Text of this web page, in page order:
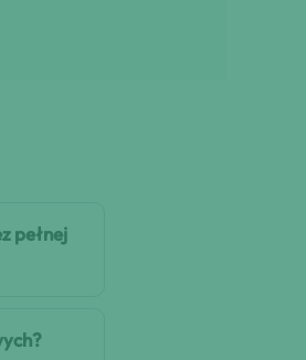
pełnej